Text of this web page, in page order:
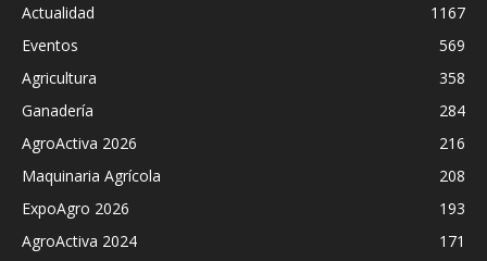
Actualidad
1167
Eventos
569
Agricultura
358
Ganadería
284
AgroActiva 2026
216
Maquinaria Agrícola
208
ExpoAgro 2026
193
AgroActiva 2024
171